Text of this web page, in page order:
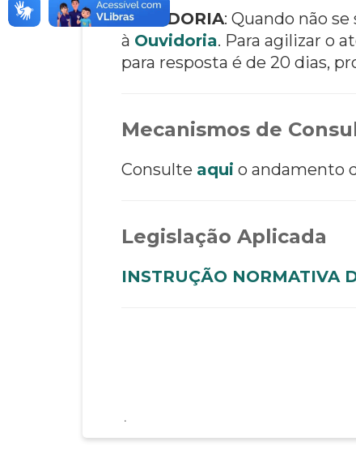
OUVIDORIA: Quando não
à Ouvidoria. Para agilizar o
para resposta é de 20 dias,
Mecanismos de
Consulte aqui o andamento
Legislação Aplicada
INSTRUÇÃO NORMATIVA